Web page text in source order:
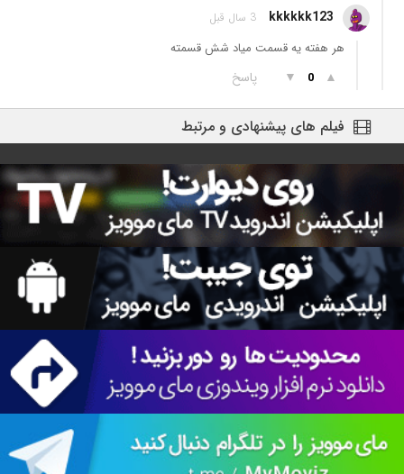
kkkkkk123 3 سال قبل
هر هفته یه قسمت میاد شش قسمته
▲
0
▼ پاسخ
فیلم های پیشنهادی و مرتبط